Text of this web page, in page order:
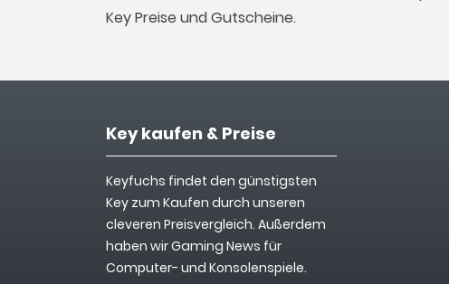
Key Preise und Gutscheine.
Key kaufen & Preise
Keyfuchs findet den günstigsten
Key zum Kaufen durch unseren
cleveren Preisvergleich. Außerdem
haben wir Gaming News für
Computer- und Konsolenspiele.